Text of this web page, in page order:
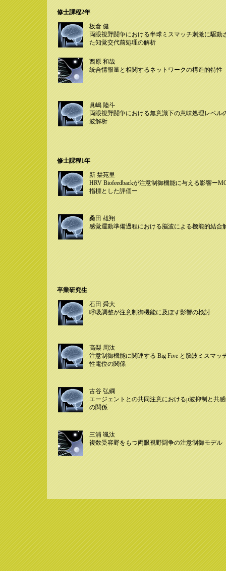
修士課程2年
板倉 健
両眼視野闘争における半球ミスマッチ刺激に駆動
た知覚交代前処理の解析
西原 和哉
統合情報量と相関するネットワークの構造的特性
眞嶋 陸斗
両眼視野闘争における無意識下の意味処理レベル
波解析
修士課程1年
新 栞苑里
HRV Biofeedbackが注意制御機能に与える影響ー
指標とした評価ー
桑田 雄翔
感覚運動準備過程における脳波による機能的結合
卒業研究生
石田 舜大
呼吸調整が注意制御機能に及ぼす影響の検討
高梨 周汰
注意制御機能に関連する Big Five と脳波ミスマッ
性電位の関係
古谷 弘綱
エージェントとの共同注意におけるμ波抑制と共
の関係
三浦 颯汰
複数受容野をもつ両眼視野闘争の注意制御モデル